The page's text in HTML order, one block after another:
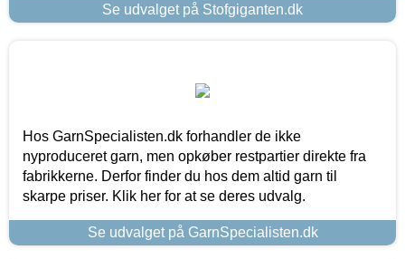
Se udvalget på Stofgiganten.dk
Hos GarnSpecialisten.dk forhandler de ikke
nyproduceret garn, men opkøber restpartier direkte fra
fabrikkerne. Derfor finder du hos dem altid garn til
skarpe priser. Klik her for at se deres udvalg.
Se udvalget på GarnSpecialisten.dk